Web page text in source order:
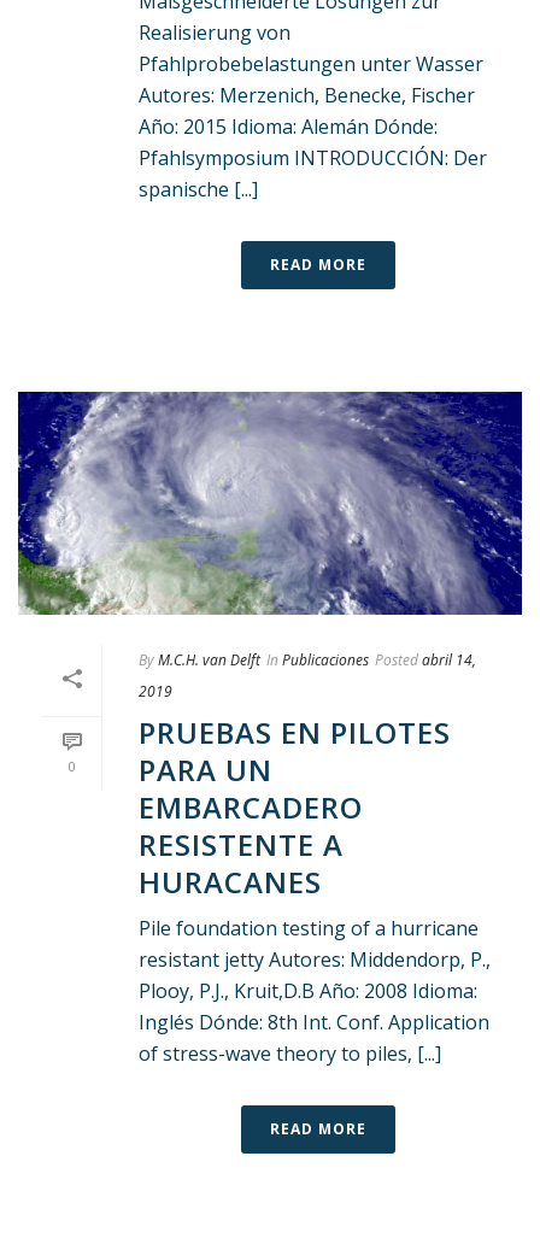
Realisierung von
Pfahlprobebelastungen unter Wasser
Autores: Merzenich, Benecke, Fischer
Año: 2015 Idioma: Alemán Dónde:
Pfahlsymposium INTRODUCCIÓN: Der
spanische [...]
READ MORE
0
ByM.C.H. van Delft In Publicaciones Postedabril 14,
2019
PRUEBAS EN PILOTES
PARA UN
EMBARCADERO
RESISTENTE A
HURACANES
Pile foundation testing of a hurricane
resistant jetty Autores: Middendorp, P.,
Plooy, P.J., Kruit,D.B Año: 2008 Idioma:
Inglés Dónde: 8th Int. Conf. Application
of stress-wave theory to piles, [...]
READ MORE